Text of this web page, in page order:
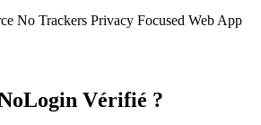
No Trackers Privacy Focused Web App
Vérifié ?